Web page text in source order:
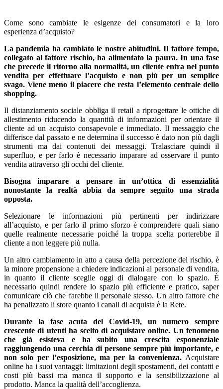
Come sono cambiate le esigenze dei consumatori e la loro
esperienza d’acquisto?
La pandemia ha cambiato le nostre abitudini. Il fattore tempo,
collegato al fattore rischio, ha alimentato la paura. In una fase
che precede il ritorno alla normalità, un cliente entra nel punto
vendita per effettuare l’acquisto e non più per un semplice
svago. Viene meno il piacere che resta l’elemento centrale dello
shopping.
Il distanziamento sociale obbliga il retail a riprogettare le ottiche di
allestimento riducendo la quantità di informazioni per orientare il
cliente ad un acquisto consapevole e immediato. Il messaggio che
differisce dal passato e ne determina il successo è dato non più dagli
strumenti ma dai contenuti dei messaggi. Tralasciare quindi il
superfluo, e per farlo è necessario imparare ad osservare il punto
vendita attraverso gli occhi del cliente.
Bisogna imparare a pensare in un’ottica di essenzialità
nonostante la realtà abbia da sempre seguito una strada
opposta.
Selezionare le informazioni più pertinenti per indirizzare
all’acquisto, e per farlo il primo sforzo è comprendere quali siano
quelle realmente necessarie poiché la troppa scelta porterebbe il
cliente a non leggere più nulla.
Un altro cambiamento in atto a causa della percezione del rischio, è
la minore propensione a chiedere indicazioni al personale di vendita,
in quanto il cliente sceglie oggi di dialogare con lo spazio. È
necessario quindi rendere lo spazio più efficiente e pratico, saper
comunicare ciò che farebbe il personale stesso. Un altro fattore che
ha penalizzato li store quanto i canali di acquista è la Rete.
Durante la fase acuta del Covid-19, un numero sempre
crescente di utenti ha scelto di acquistare online. Un fenomeno
che già esisteva e ha subito una crescita esponenziale
raggiungendo una cerchia di persone sempre più importante, e
non solo per l’esposizione, ma per la convenienza.Acquistare
online ha i suoi vantaggi: limitazioni degli spostamenti, dei contatti e
costi più bassi ma manca il supporto e la sensibilizzazione al
prodotto. Manca la qualità dell’accoglienza.